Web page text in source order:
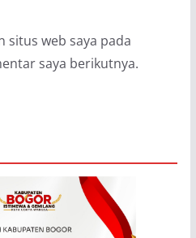
situs web saya pada
saya berikutnya.